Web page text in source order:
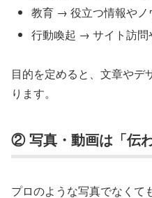
教育 → 役立つ情報やノ
行動喚起 → サイト訪問
目的を定めると、文章やデ
ります。
② 写真・動画は「伝
プロのような写真でなくて